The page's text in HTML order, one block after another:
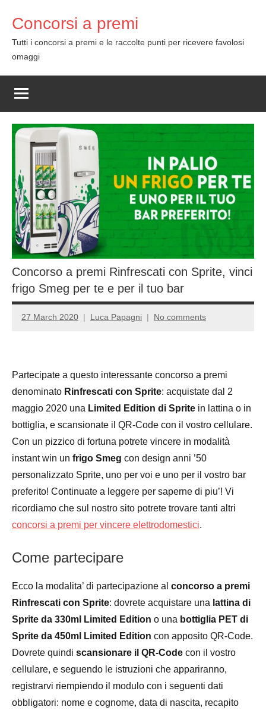
content
Concorsi a premi
Tutti i concorsi a premi e le raccolte punti per ricevere favolosi
omaggi
Concorso a premi Rinfrescati con Sprite, vinci
frigo Smeg per te e per il tuo bar
27 March 2020 Luca Papagni No comments
Partecipate a questo interessante concorso a premi
denominato Rinfrescati con Sprite: acquistate dal 2
maggio 2020 una Limited Edition di Sprite in lattina o in
bottiglia, e scansionate il QR-Code con il vostro cellulare.
Con un pizzico di fortuna potrete vincere in modalità
instant win un frigo Smeg con design anni ’50
personalizzato Sprite, uno per voi e uno per il vostro bar
preferito! Continuate a leggere per saperne di piu’! Vi
ricordiamo che sul nostro sito potrete trovare tanti altri
concorsi a premi per vincere elettrodomestici.
Come partecipare
Ecco la modalita’ di partecipazione al concorso a premi
Rinfrescati con Sprite: dovrete acquistare una lattina di
Sprite da 330ml Limited Edition o una bottiglia PET di
Sprite da 450ml Limited Edition con apposito QR-Code.
Dovrete quindi scansionare il QR-Code con il vostro
cellulare, e seguendo le istruzioni che appariranno,
registrarvi riempiendo il modulo con i seguenti dati
obbligatori: nome e cognome, data di nascita, recapito